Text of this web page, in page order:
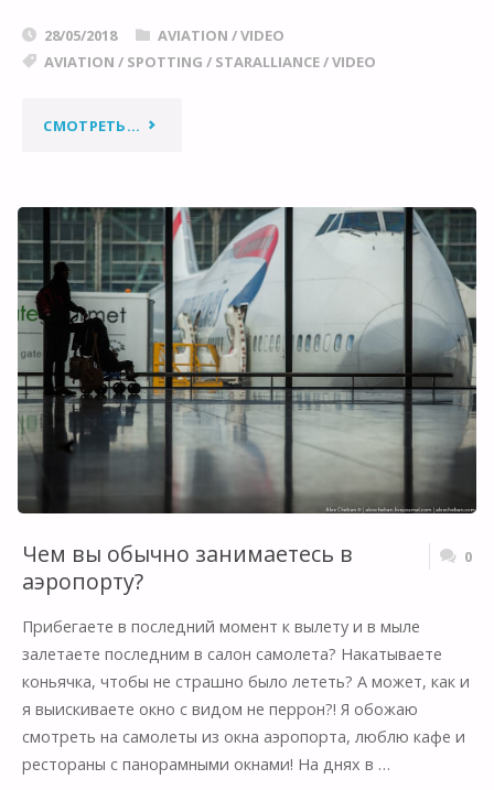
28/05/2018 AVIATION /VIDEO
AVIATION / SPOTTING / STARALLIANCE/VIDEO
СМОТРЕТЬ... "ИЗ
АФРИКИ
В
КИЕВ:
AIRBUS
A340-
600
MOTION"
Чем вы обычно занимаетесь в
аэропорту?
0
Прибегаете в последний момент к вылету и в мыле
залетаете последним в салон самолета? Накатываете
коньячка, чтобы не страшно было лететь? А может, как и
я выискиваете окно с видом не перрон?! Я обожаю
смотреть на самолеты из окна аэропорта, люблю кафе и
рестораны с панорамными окнами! На днях в …